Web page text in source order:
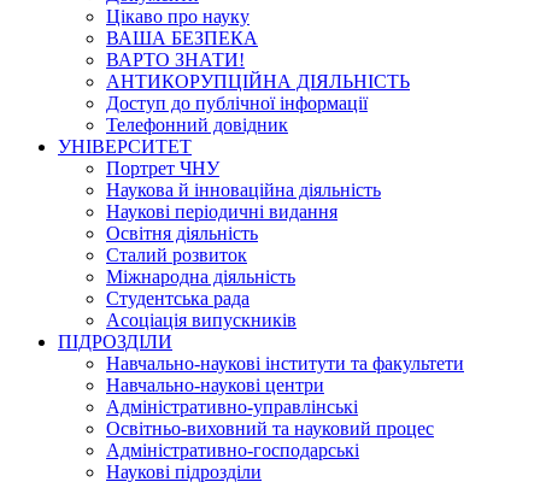
Цікаво про науку
ВАША БЕЗПЕКА
ВАРТО ЗНАТИ!
АНТИКОРУПЦІЙНА ДІЯЛЬНІСТЬ
Доступ до публічної інформації
Телефонний довідник
УНІВЕРСИТЕТ
Портрет ЧНУ
Наукова й інноваційна діяльність
Наукові періодичні видання
Освітня діяльність
Сталий розвиток
Міжнародна діяльність
Студентська рада
Асоціація випускників
ПІДРОЗДІЛИ
Навчально-наукові інститути та факультети
Навчально-наукові центри
Адміністративно-управлінські
Освітньо-виховний та науковий процес
Адміністративно-господарські
Наукові підрозділи